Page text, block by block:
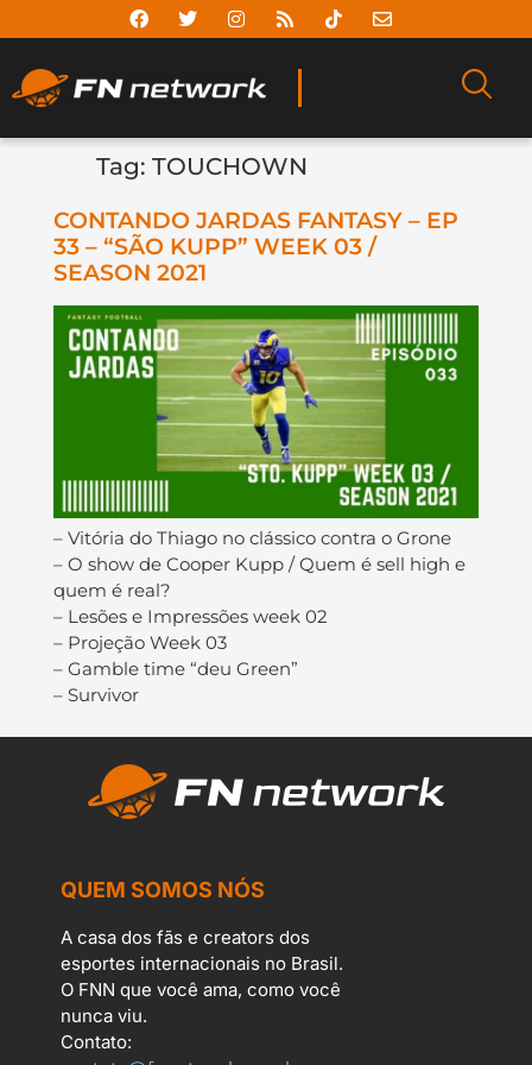
Tag: TOUCHOWN
CONTANDO JARDAS FANTASY – EP
33 – “SÃO KUPP” WEEK 03 /
SEASON 2021
– Vitória do Thiago no clássico contra o Grone
– O show de Cooper Kupp / Quem é sell high e
quem é real?
– Lesões e Impressões week 02
– Projeção Week 03
– Gamble time “deu Green”
– Survivor
QUEM SOMOS NÓS
A casa dos fãs e creators dos
esportes internacionais no Brasil.
O FNN que você ama, como você
nunca viu.
Contato: